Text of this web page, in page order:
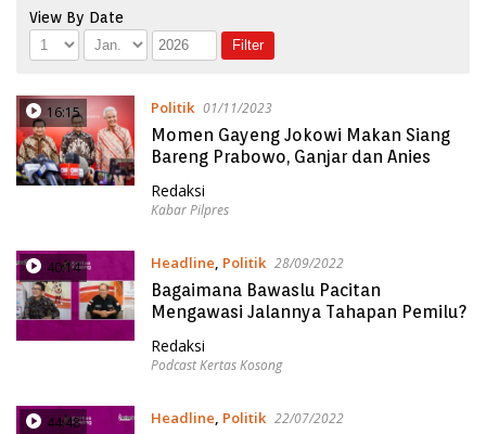
View By Date
16:15 Politik 01/11/2023
Momen Gayeng Jokowi Makan Siang
Bareng Prabowo, Ganjar dan Anies
Redaksi
Kabar Pilpres
40:14 Headline, Politik 28/09/2022
Bagaimana Bawaslu Pacitan
Mengawasi Jalannya Tahapan Pemilu?
Redaksi
Podcast Kertas Kosong
44:48 Headline, Politik 22/07/2022